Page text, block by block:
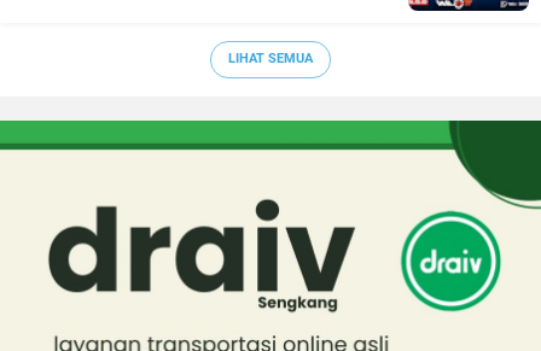
LIHAT SEMUA